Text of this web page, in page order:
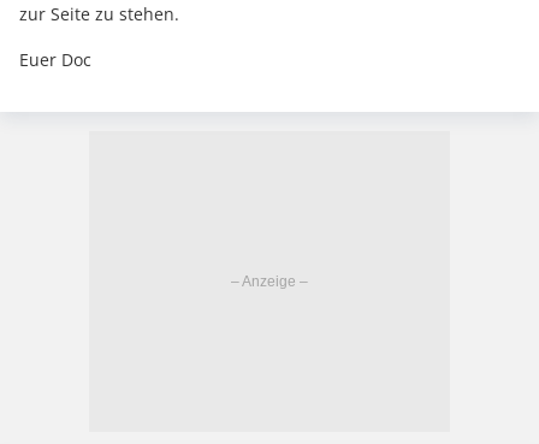
zur Seite zu stehen.
Euer Doc